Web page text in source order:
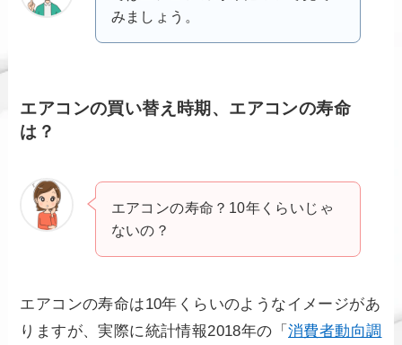
みましょう。
エアコンの買い替え時期、エアコンの寿命
は？
エアコンの寿命？10年くらいじゃ
ないの？
エアコンの寿命は10年くらいのようなイメージがあ
りますが、実際に統計情報2018年の「消費者動向調